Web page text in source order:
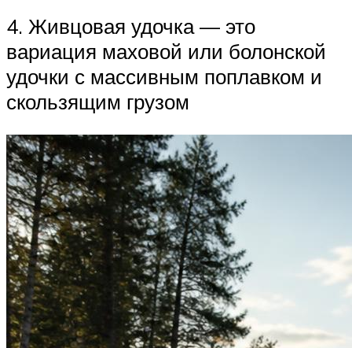
4. Живцовая удочка — это
вариация маховой или болонской
удочки с массивным поплавком и
скользящим грузом